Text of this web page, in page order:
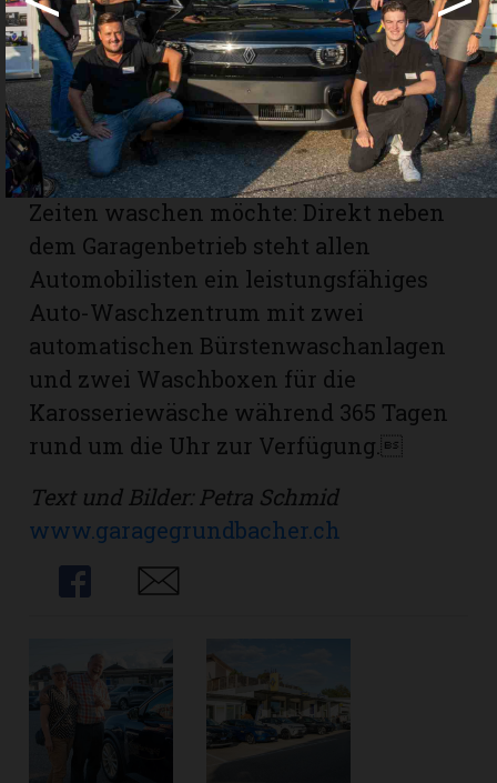
Mietauto braucht, wird auf der
gegenüberliegenden Strassenseite bei
der «Mietwagen Emmental AG», welche
ebenfalls zur Garage Grundbacher
gehört, sicher fündig.
Wer sein Auto einmal zu ungewohnten
Zeiten waschen möchte: Direkt neben
dem Garagenbetrieb steht allen
Automobilisten ein leistungsfähiges
Auto-Waschzentrum mit zwei
automatischen Bürstenwaschanlagen
und zwei Waschboxen für die
Karosseriewäsche während 365 Tagen
rund um die Uhr zur Verfügung.
Text und Bilder: Petra Schmid
www.garagegrundbacher.ch
Share
Share